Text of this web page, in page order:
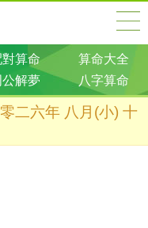
對算命
算命大全
公解夢 八字算命
二六年 八月(小) 十